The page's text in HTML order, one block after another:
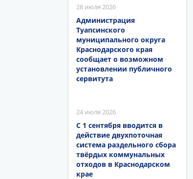
28 июля 2026
Администрация
Туапсинского
муниципального округа
Краснодарского края
сообщает о возможном
установлении публичного
сервитута
24 июля 2026
С 1 сентября вводится в
действие двухпоточная
система раздельного сбора
твёрдых коммунальных
отходов в Краснодарском
крае